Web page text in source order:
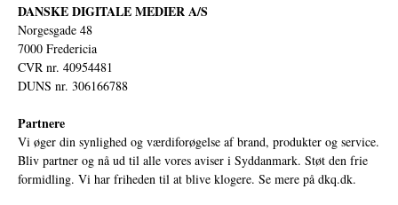
DANSKE DIGITALE MEDIER A/S
Norgesgade 48
7000 Fredericia
CVR nr. 40954481
DUNS nr. 306166788
Partnere
Vi øger din synlighed og værdiforøgelse af brand, produkter og service.
Bliv partner og nå ud til alle vores aviser i Syddanmark. Støt den frie
formidling. Vi har friheden til at blive klogere. Se mere på dkq.dk.